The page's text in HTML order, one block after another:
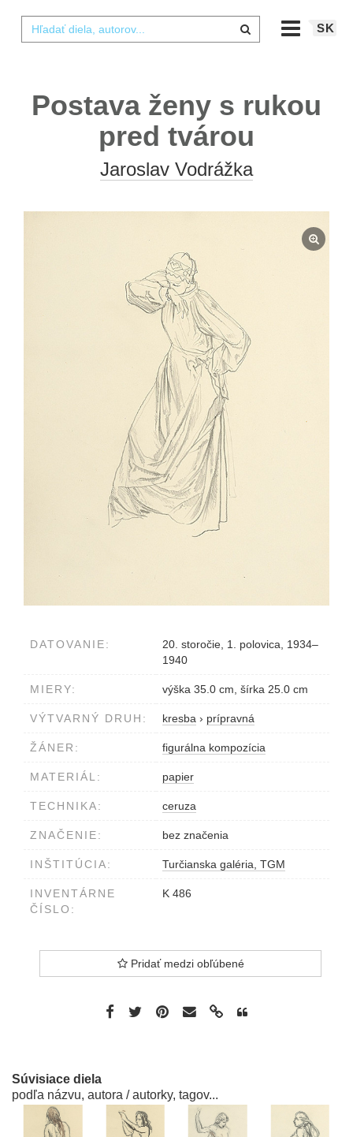
SK
Postava ženy s rukou
pred tvárou
Jaroslav Vodrážka
DATOVANIE:
20. storočie, 1. polovica, 1934–
1940
MIERY: výška 35.0 cm, šírka 25.0 cm
VÝTVARNÝ DRUH: kresba › prípravná
ŽÁNER: figurálna kompozícia
MATERIÁL: papier
TECHNIKA: ceruza
ZNAČENIE: bez značenia
INŠTITÚCIA: Turčianska galéria, TGM
INVENTÁRNE
ČÍSLO:
K 486
Pridať medzi obľúbené
Súvisiace diela
podľa názvu, autora / autorky, tagov...